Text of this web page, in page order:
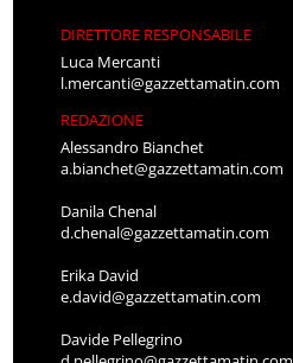
DIRETTORE RESPONSABILE
Luca Mercanti
l.mercanti@gazzettamatin.com
REDAZIONE
Alessandro Bianchet
a.bianchet@gazzettamatin.com
Danila Chenal
d.chenal@gazzettamatin.com
Erika David
e.david@gazzettamatin.com
Davide Pellegrino